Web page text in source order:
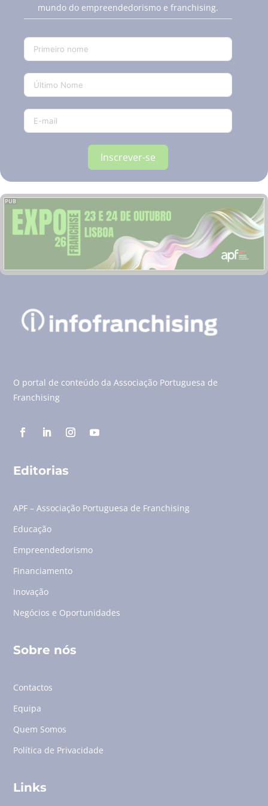
mundo do empreendedorismo e franchising.
Inscrever-se
PUB
O portal de conteúdo da Associação Portuguesa de
Franchising
Editorias
APF – Associação Portuguesa de Franchising
Educação
Empreendedorismo
Financiamento
Inovação
Negócios e Oportunidades
Sobre nós
Contactos
Equipa
Quem Somos
Política de Privacidade
Links